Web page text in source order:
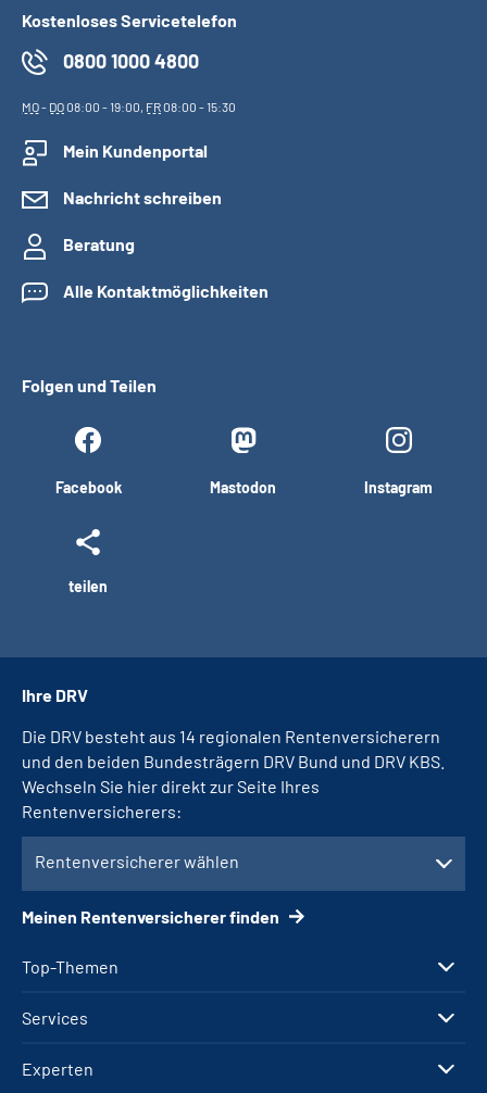
Kostenloses Servicetelefon
0800 1000 4800
MO- DO08:00 - 19:00, FR08:00 - 15:30
Mein Kundenportal
Nachricht schreiben
Beratung
Alle Kontaktmöglichkeiten
Folgen und Teilen
Facebook Mastodon Instagram
teilen
Top-Themen
Services
Experten
Ihre DRV
Die DRV besteht aus 14 regionalen Rentenversicherern
und den beiden Bundesträgern DRV Bund und DRV KBS.
Wechseln Sie hier direkt zur Seite Ihres
Rentenversicherers:
Rentenversicherer wählen
Meinen Rentenversicherer finden